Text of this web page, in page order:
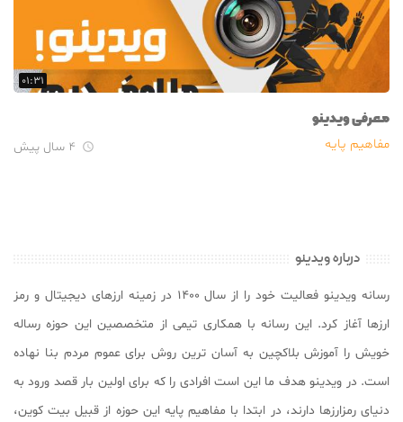
۰۱:۳۱
معرفی ویدینو
مفاهیم پایه ۴ سال پیش 
درباره ویدینو
رسانه ویدینو فعالیت خود را از سال ۱۴۰۰ در زمینه ارزهای دیجیتال و رمز
ارزها آغاز کرد. این رسانه با همکاری تیمی از متخصصین این حوزه رساله
خویش را آموزش بلاکچین به آسان ترین روش برای عموم مردم بنا نهاده
است. در ویدینو هدف ما این است افرادی را که برای اولین بار قصد ورود به
دنیای رمزارزها دارند، در ابتدا با مفاهیم پایه این حوزه از قبیل بیت کوین،